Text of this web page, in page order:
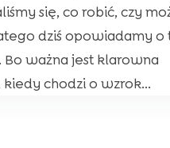
się, co robić, czy
dziś opowiadamy o
Bo ważna jest klarowna
kiedy chodzi o wzrok...